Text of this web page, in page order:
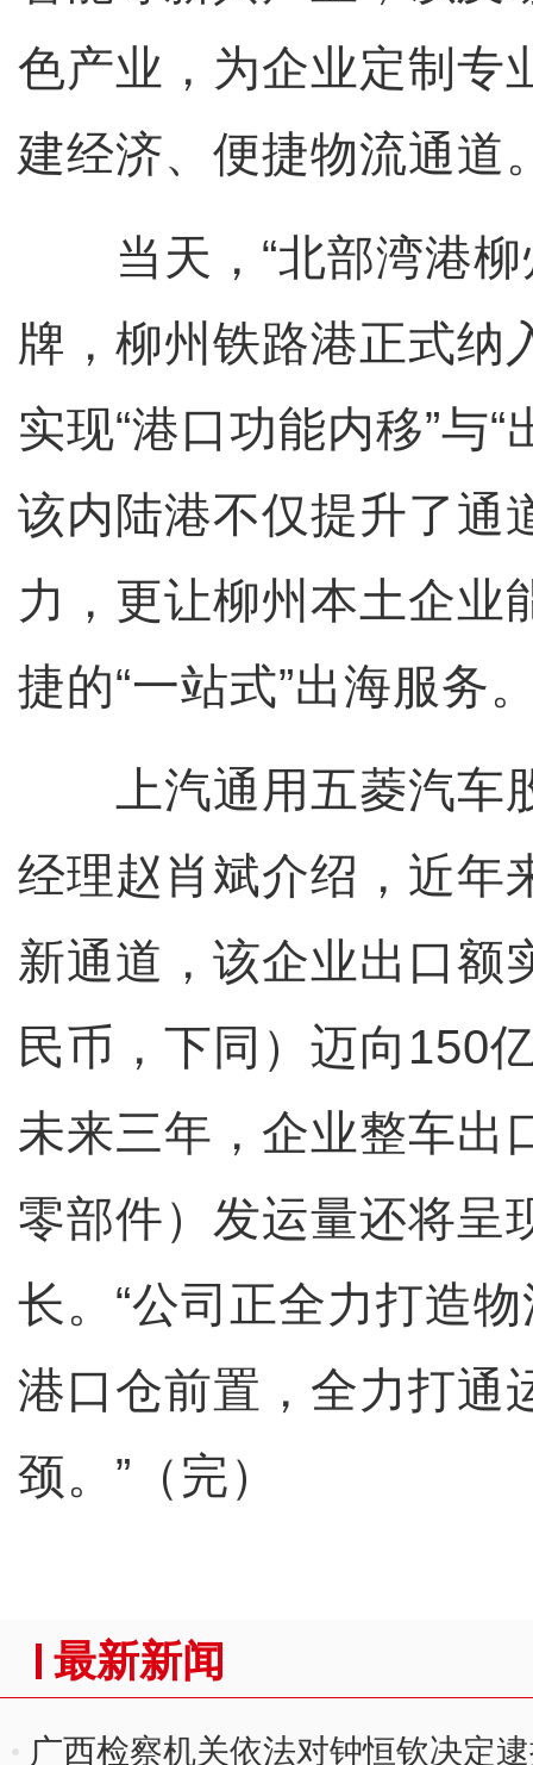
色产业，为企业定制专
建经济、便捷物流通道
当天，“北部湾港柳
牌，柳州铁路港正式纳
实现“港口功能内移”与“
该内陆港不仅提升了通
力，更让柳州本土企业
捷的“一站式”出海服务
上汽通用五菱汽车
经理赵肖斌介绍，近年
新通道，该企业出口额
民币，下同）迈向150
未来三年，企业整车出
零部件）发运量还将呈
长。“公司正全力打造
港口仓前置，全力打通
颈。”（完）
最新新闻
广西检察机关依法对钟恒钦决定